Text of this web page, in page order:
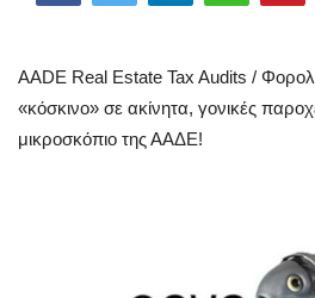
Sport
AADE Real Estate Tax Audits /
«κόσκινο» σε ακίνητα, γονικές
μικροσκόπιο της ΑΑΔΕ!